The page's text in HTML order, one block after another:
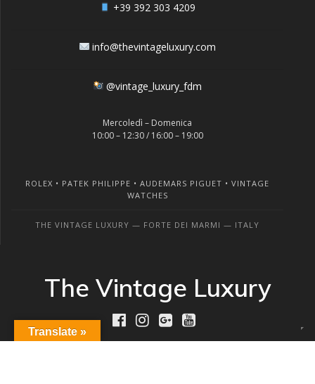
+39 392 303 4209
info@thevintageluxury.com
@vintage_luxury_fdm
Mercoledì – Domenica
10:00 – 12:30 / 16:00 – 19:00
ROLEX • PATEK PHILIPPE • AUDEMARS PIGUET • VINTAGE
WATCHES
THE VINTAGE LUXURY — FORTE DEI MARMI — ITALY
The Vintage Luxury
Translate »